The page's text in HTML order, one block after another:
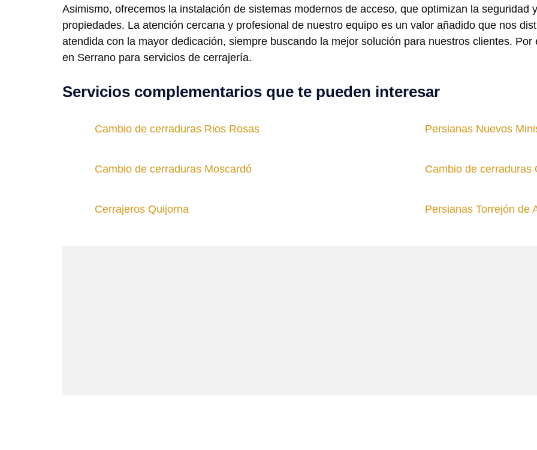
Asimismo, ofrecemos la instalación de sistemas modernos de acceso, que optimizan la seguridad
propiedades. La atención cercana y profesional de nuestro equipo es un valor añadido que nos
atendida con la mayor dedicación, siempre buscando la mejor solución para nuestros clientes.
en Serrano para servicios de cerrajería.
Servicios complementarios que te pueden interesar
Cambio de cerraduras Rios Rosas Persianas Nuevos
Cambio de cerraduras Moscardó Cambio de cerraduras
Cerrajeros Quijorna Persianas Torrejón de